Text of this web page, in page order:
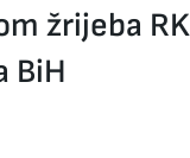
žrijeba
BiH